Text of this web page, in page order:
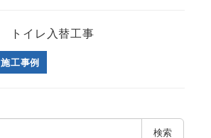
イレ入替工事
施工事例
検索